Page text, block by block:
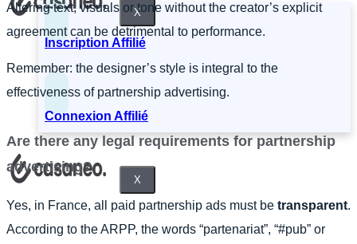
X
Inscription Affilié
Connexion Affilié
X
Altering text, visuals or tone without the creator’s explicit
agreement can be detrimental to performance.
Remember: the designer’s style is integral to the
effectiveness of partnership advertising.
Are there any legal requirements for partnership
advertising?
Yes, in France, all paid partnership ads must be transparent.
According to the ARPP, the words “partenariat”, “#pub” or